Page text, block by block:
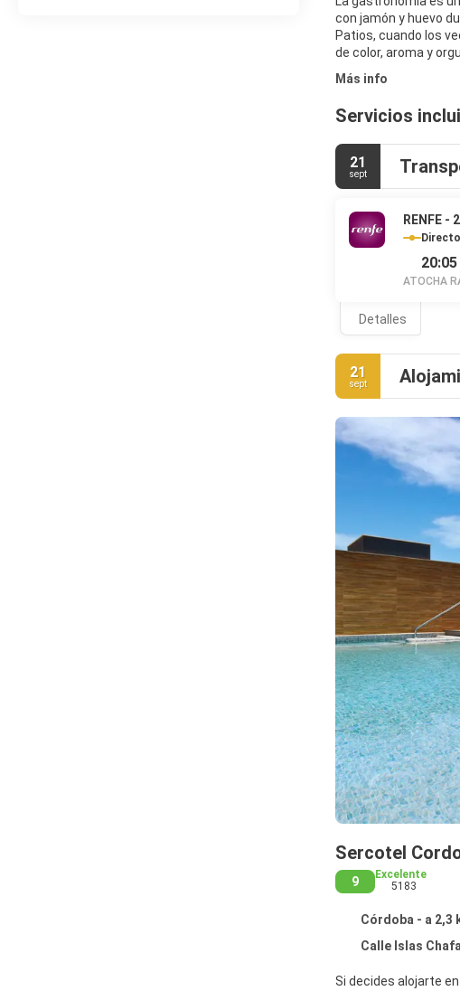
con jamón y huevo
Patios, cuando los
de color, aroma y
Más info
Servicios
21
sept
RENFE -
Directo
20:05
ATOCHA
Detalles
21
sept
Sercotel
9
Excelente
5183
Córdoba - a 2,3
Calle Islas
Si decides alojarte